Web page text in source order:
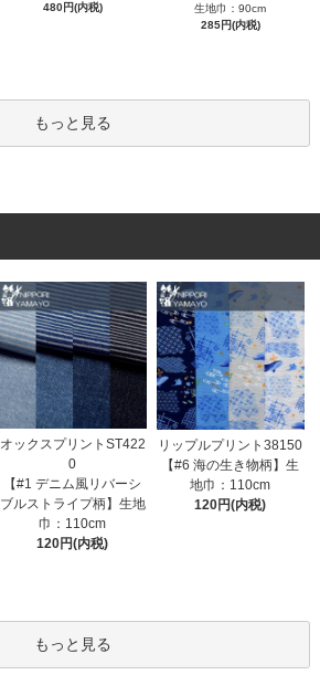
480円(内税)
生地巾：90cm
285円(内税)
もっと見る
オックスプリントST422
0
【#1 デニム風リバーシ
ブルストライプ柄】生地
巾：110cm
120円(内税)
リップルプリント38150
【#6 海の生き物柄】生
地巾：110cm
120円(内税)
もっと見る